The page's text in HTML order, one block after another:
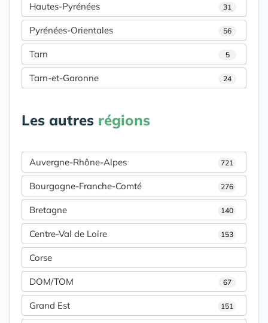
Hautes-Pyrénées 31
Pyrénées-Orientales 56
Tarn 5
Tarn-et-Garonne 24
Les autres régions
Auvergne-Rhône-Alpes 721
Bourgogne-Franche-Comté 276
Bretagne 140
Centre-Val de Loire 153
Corse
DOM/TOM 67
Grand Est 151